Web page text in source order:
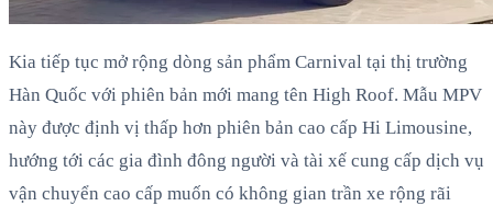
Kia tiếp tục mở rộng dòng sản phẩm Carnival tại thị trường
Hàn Quốc với phiên bản mới mang tên High Roof. Mẫu MPV
này được định vị thấp hơn phiên bản cao cấp Hi Limousine,
hướng tới các gia đình đông người và tài xế cung cấp dịch vụ
vận chuyển cao cấp muốn có không gian trần xe rộng rãi